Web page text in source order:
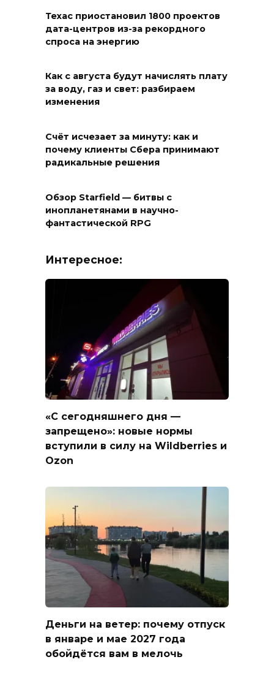
Техас приостановил 1800 проектов
дата-центров из-за рекордного
спроса на энергию
Как с августа будут начислять плату
за воду, газ и свет: разбираем
изменения
Счёт исчезает за минуту: как и
почему клиенты Сбера принимают
радикальные решения
Обзор Starfield — битвы с
инопланетянами в научно-
фантастической RPG
Интересное:
«С сегодняшнего дня —
запрещено»: новые нормы
вступили в силу на Wildberries и
Ozon
Деньги на ветер: почему отпуск
в январе и мае 2027 года
обойдётся вам в мелочь